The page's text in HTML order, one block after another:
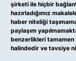
şirketi ile hiçbir
hazırladığımız
haber niteliği
paylaşım
benzerlikleri
halindedir ve tavsiye